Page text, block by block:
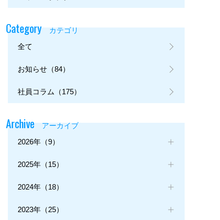
Category カテゴリ
全て
お知らせ（84）
社員コラム（175）
Archive アーカイブ
2026年（9）
2025年（15）
2024年（18）
2023年（25）